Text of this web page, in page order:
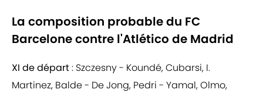
La composition probable du FC
Barcelone contre l'Atlético de Madrid
XI de départ: Szczesny - Koundé, Cubarsi, I.
Martinez, Balde - De Jong, Pedri - Yamal, Olmo,